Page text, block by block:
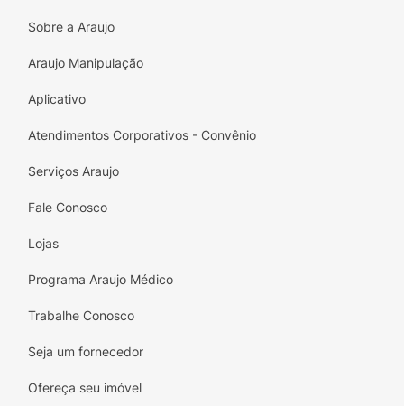
Adicione o Protetor Solar Facial em Bastão
proteção necessária para uma pele saudável
e radiante. Experimente agora e sinta a
fazer na sua vida diária!
Sobre a Araujo
Araujo Manipulação
Aplicativo
Atendimentos Corporativos - Convênio
Serviços Araujo
Fale Conosco
Lojas
Programa Araujo Médico
Trabalhe Conosco
Seja um fornecedor
Ofereça seu imóvel